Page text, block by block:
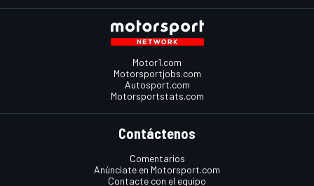
Motor1.com
Motorsportjobs.com
Autosport.com
Motorsportstats.com
Contáctenos
Comentarios
Anúnciate en Motorsport.com
Contacte con el equipo